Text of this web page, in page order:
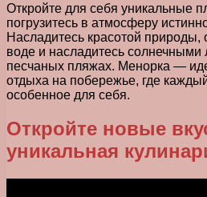
Откройте для себя уникальные
погрузитесь в атмосферу
Насладитесь красотой природы,
воде и насладитесь
песчаных пляжах. Менорка —
отдыха на побережье, где
особенное для себя.
Откройте новые
уникальная